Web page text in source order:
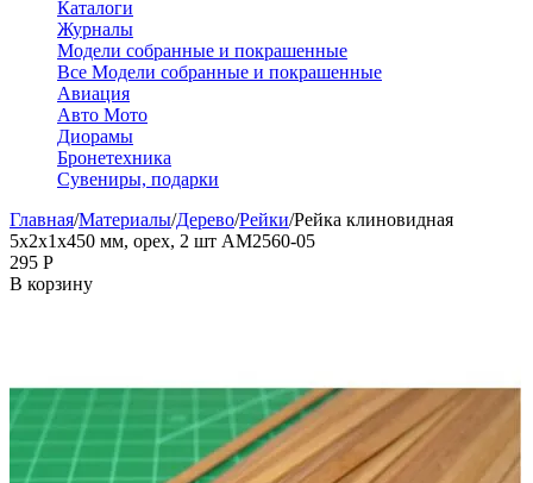
Каталоги
Журналы
Модели собранные и покрашенные
Все Модели собранные и покрашенные
Авиация
Авто Мото
Диорамы
Бронетехника
Сувениры, подарки
Главная/Материалы/Дерево/Рейки/Рейка клиновидная
5х2х1х450 мм, орех, 2 шт AM2560-05
‍295‍ Р
В корзину